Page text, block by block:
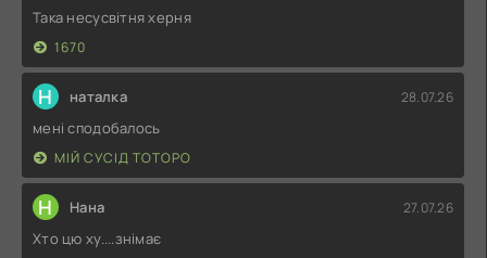
Така несусвітня херня
1670
Н наталка 28.07.26
мені сподобалось
МІЙ СУСІД ТОТОРО
Н Нана 27.07.26
Хто цю ху....знімає